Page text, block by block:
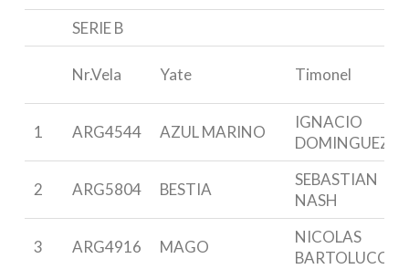
SERIE B
Nr.Vela Yate Timonel
1 ARG4544 AZUL MARINO
IGNACIO
DOMINGUEZ
2 ARG5804 BESTIA
SEBASTIAN
NASH
3 ARG4916 MAGO
NICOLAS
BARTOLUCCI